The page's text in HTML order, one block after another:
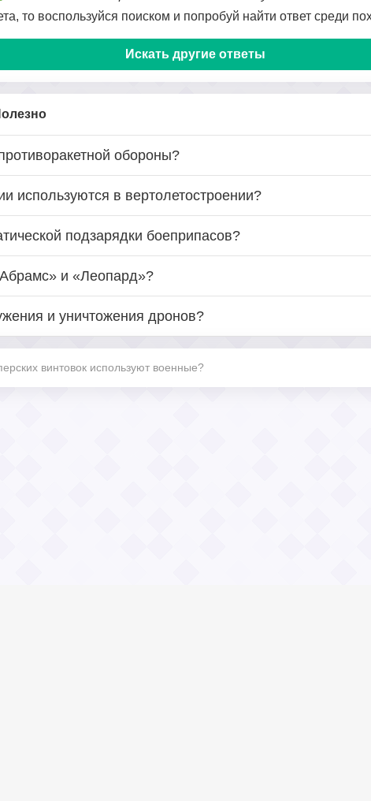
то воспользуйся поиском и попробуй найти ответ среди
Искать другие ответы
обороны?
используются в вертолетостроении?
подзарядки боеприпасов?
и «Леопард»?
и уничтожения дронов?
винтовок используют военные?